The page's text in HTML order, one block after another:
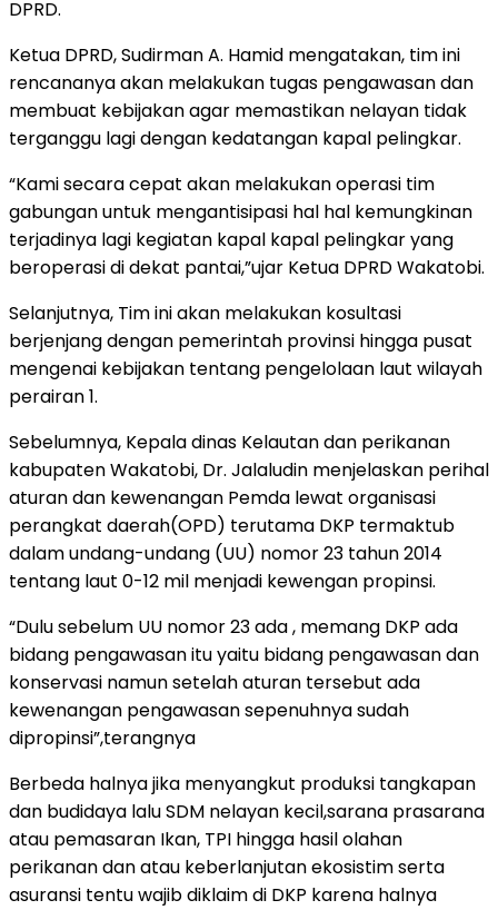
DPRD.
Ketua DPRD, Sudirman A. Hamid mengatakan, tim ini
rencananya akan melakukan tugas pengawasan dan
membuat kebijakan agar memastikan nelayan tidak
terganggu lagi dengan kedatangan kapal pelingkar.
“Kami secara cepat akan melakukan operasi tim
gabungan untuk mengantisipasi hal hal kemungkinan
terjadinya lagi kegiatan kapal kapal pelingkar yang
beroperasi di dekat pantai,”ujar Ketua DPRD Wakatobi.
Selanjutnya, Tim ini akan melakukan kosultasi
berjenjang dengan pemerintah provinsi hingga pusat
mengenai kebijakan tentang pengelolaan laut wilayah
perairan 1.
Sebelumnya, Kepala dinas Kelautan dan perikanan
kabupaten Wakatobi, Dr. Jalaludin menjelaskan perihal
aturan dan kewenangan Pemda lewat organisasi
perangkat daerah(OPD) terutama DKP termaktub
dalam undang-undang (UU) nomor 23 tahun 2014
tentang laut 0-12 mil menjadi kewengan propinsi.
“Dulu sebelum UU nomor 23 ada , memang DKP ada
bidang pengawasan itu yaitu bidang pengawasan dan
konservasi namun setelah aturan tersebut ada
kewenangan pengawasan sepenuhnya sudah
dipropinsi”,terangnya
Berbeda halnya jika menyangkut produksi tangkapan
dan budidaya lalu SDM nelayan kecil,sarana prasarana
atau pemasaran Ikan, TPI hingga hasil olahan
perikanan dan atau keberlanjutan ekosistim serta
asuransi tentu wajib diklaim di DKP karena halnya